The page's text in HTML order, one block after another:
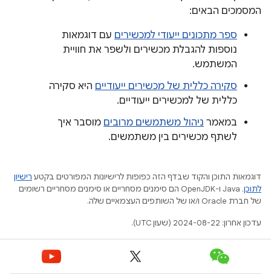
המסמכים הבאים:
ספר מתכונים ייעודי למכשירים עם דוגמאות
נוספות להגבלת מכשירים ולשפר את חוויית
המשתמש.
סקירה כללית של מכשירים ייעודיים היא סקירה
כללית של למכשירים ייעודיים.
במאמר ניהול משתמשים מרובים מוסבר איך
לשתף מכשירים בין משתמשים.
דוגמאות התוכן והקוד שבדף הזה כפופות לרישיונות המפורטים בקטע רישיון
לתוכן
.‏ Java ו-OpenJDK הם סימנים מסחריים או סימנים מסחריים רשומים
של חברת Oracle ו/או של השותפים העצמאיים שלה.
עדכון אחרון: 2024-08-22 (שעון UTC).